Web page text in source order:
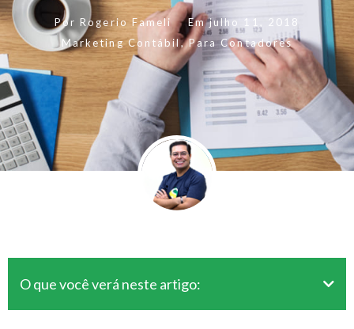
Por Rogerio Fameli Em julho 11, 2018
Marketing Contábil,Para Contadores
O que você verá neste artigo: